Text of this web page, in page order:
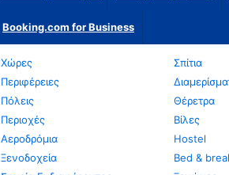
Booking.com for Business
Χώρες
Περιφέρειες
Πόλεις
Περιοχές
Αεροδρόμια
Ξενοδοχεία
Σπίτια
Θέρετρα
Βίλες
Hostel
Bed &